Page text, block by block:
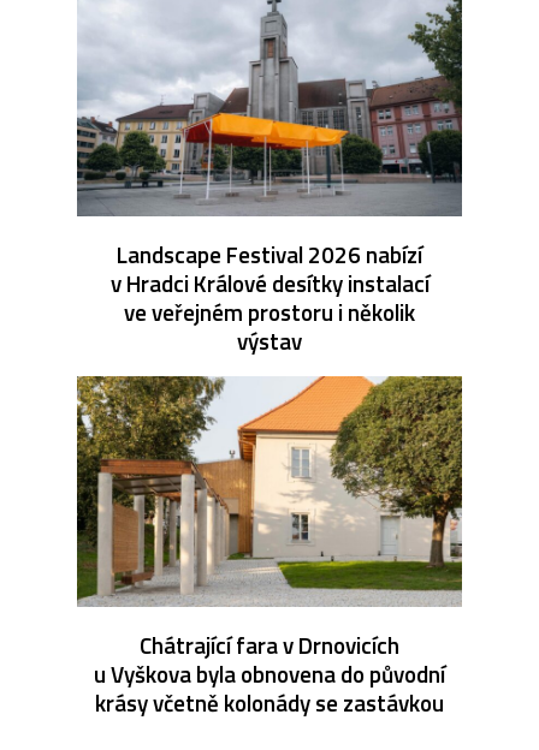
Landscape Festival 2026 nabízí
v Hradci Králové desítky instalací
ve veřejném prostoru i několik
výstav
Chátrající fara v Drnovicích
u Vyškova byla obnovena do původní
krásy včetně kolonády se zastávkou